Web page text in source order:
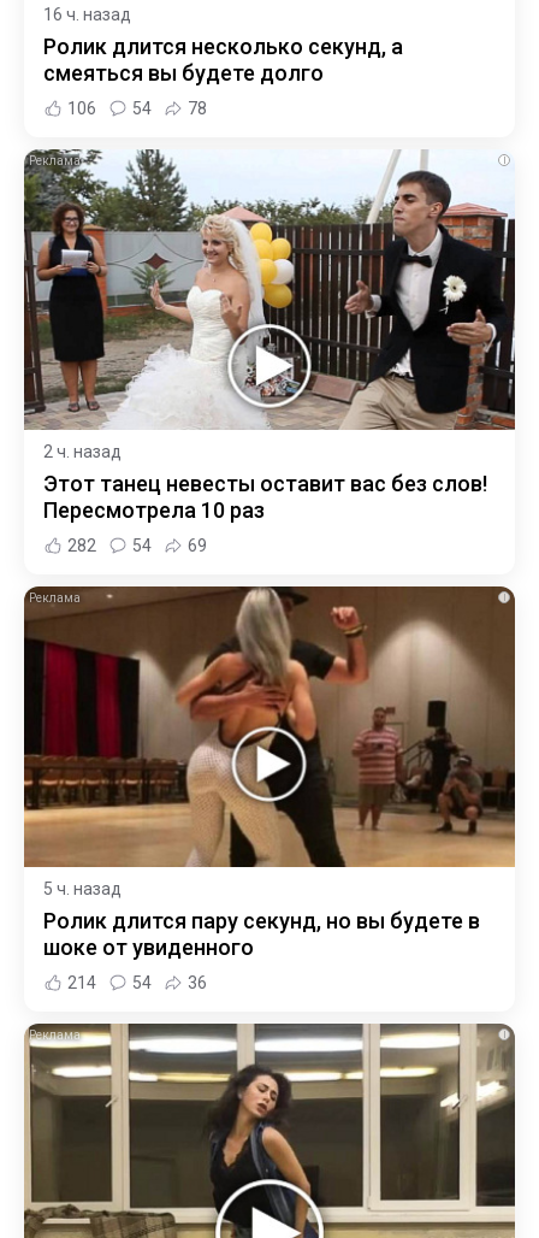
16 ч. назад
Ролик длится несколько секунд, а
смеяться вы будете долго
106 54 78
i
2 ч. назад
Этот танец невесты оставит вас без слов!
Пересмотрела 10 раз
282 54 69
i
5 ч. назад
Ролик длится пару секунд, но вы будете в
шоке от увиденного
214 54 36
i